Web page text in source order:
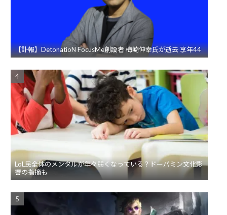
【訃報】DetonatioN FocusMe創設者 梅崎伸幸氏が逝去 享年44
LoL民全体のメンタルが年々弱くなっている？ドーパミン文化影
響の指摘も